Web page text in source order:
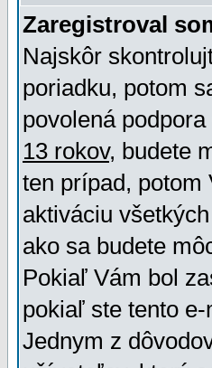
Zaregistroval
Najskôr
poriadku, potom
povolená
13 rokov, budete
ten prípad, potom
aktiváciu
ako sa budete
Pokiaľ Vám bol
pokiaľ ste tento
Jednym z